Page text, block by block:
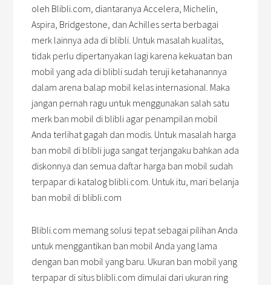
oleh Blibli.com, diantaranya Accelera, Michelin,
Aspira, Bridgestone, dan Achilles serta berbagai
merk lainnya ada di blibli. Untuk masalah kualitas,
tidak perlu dipertanyakan lagi karena kekuatan ban
mobil yang ada di blibli sudah teruji ketahanannya
dalam arena balap mobil kelas internasional. Maka
jangan pernah ragu untuk menggunakan salah satu
merk ban mobil di blibli agar penampilan mobil
Anda terlihat gagah dan modis. Untuk masalah harga
ban mobil di blibli juga sangat terjangaku bahkan ada
diskonnya dan semua daftar harga ban mobil sudah
terpapar di katalog blibli.com. Untuk itu, mari belanja
ban mobil di blibli.com
Blibli.com memang solusi tepat sebagai pilihan Anda
untuk menggantikan ban mobil Anda yang lama
dengan ban mobil yang baru. Ukuran ban mobil yang
terpapar di situs blibli.com dimulai dari ukuran ring